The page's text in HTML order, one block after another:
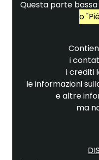
Questa parte
o
i
i crediti
le informazioni
e altre
ma